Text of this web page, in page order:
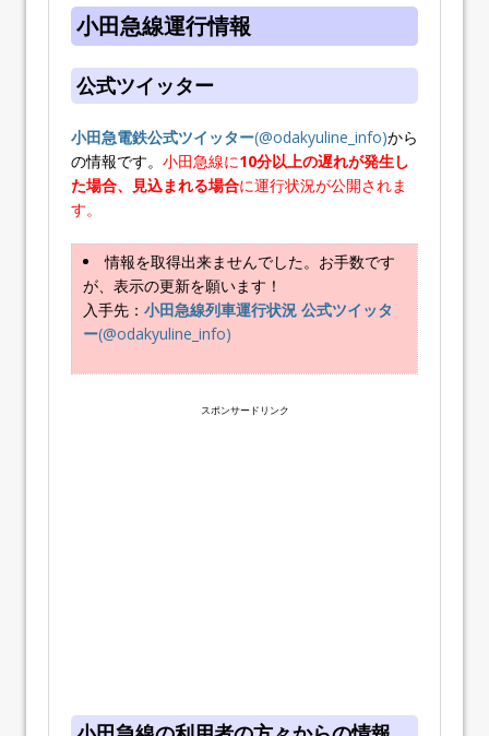
小田急線運行情報
公式ツイッター
小田急電鉄公式ツイッター(@odakyuline_info)から
の情報です。 小田急線に10分以上の遅れが発生し
た場合、見込まれる場合に運行状況が公開されま
す。
情報を取得出来ませんでした。お手数です
が、表示の更新を願います！
入手先： 小田急線列車運行状況 公式ツイッタ
ー(@odakyuline_info)
スポンサードリンク